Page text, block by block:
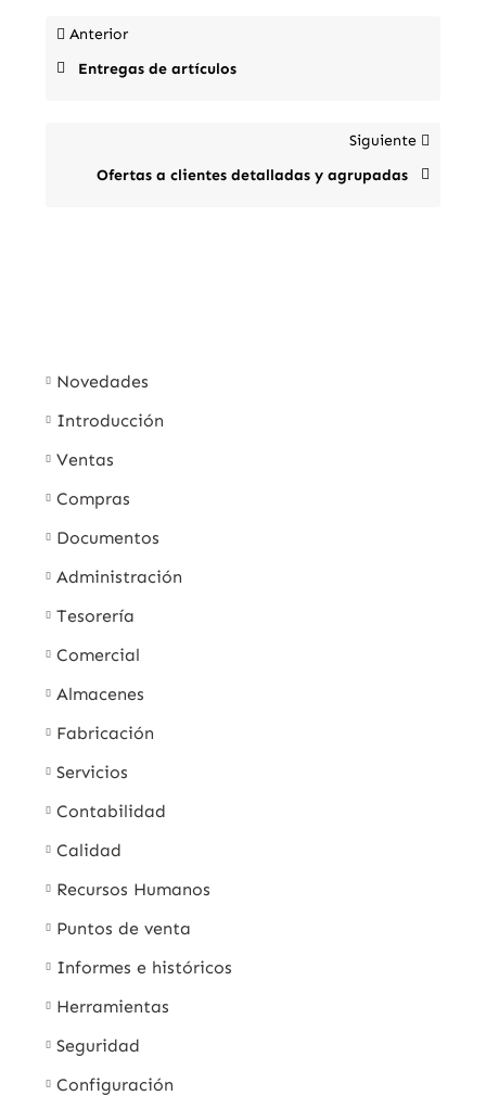
Novedades
Introducción
Ventas
Compras
Documentos
Administración
Tesorería
Comercial
Almacenes
Fabricación
Servicios
Contabilidad
Calidad
Recursos Humanos
Puntos de venta
Informes e históricos
Herramientas
Seguridad
Configuración
Anterior
Entregas de artículos
Siguiente
Ofertas a clientes detalladas y agrupadas